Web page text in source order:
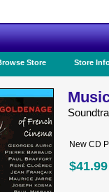
Store Store
New CD
$41.99